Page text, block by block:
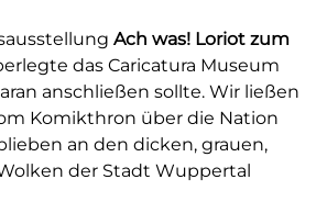
Ach was! Loriot zum
das Caricatura Museum
anschließen sollte. Wir ließen
Komikthron über die Nation
an den dicken, grauen,
der Stadt Wuppertal